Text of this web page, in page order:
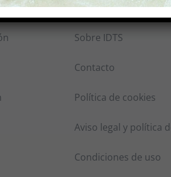
Información
Sobre IDTS
Contacto
Política de cookies
Aviso legal y política
Condiciones de uso